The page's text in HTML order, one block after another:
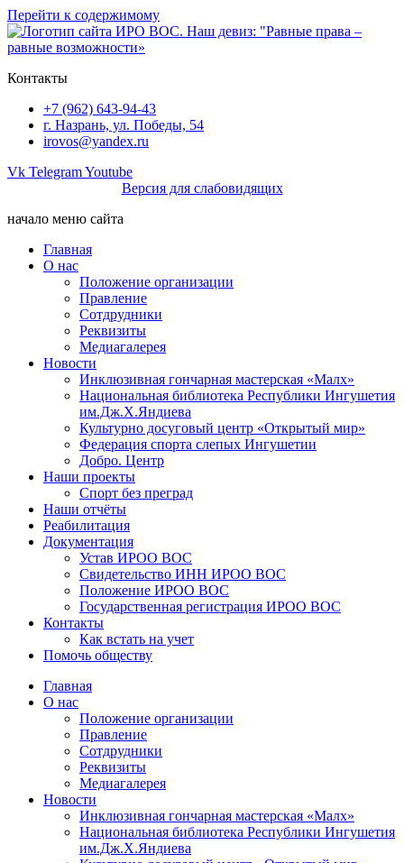
Перейти к содержимому
Контакты
+7 (962) 643-94-43
г. Назрань, ул. Победы, 54
irovos@yandex.ru
Vk TelegramYoutube
Версия для слабовидящих
начало меню сайта
Главная
О нас
Положение организации
Правление
Сотдрудники
Реквизиты
Медиагалерея
Новости
Инклюзивная гончарная мастерская «Малх»
Национальная библиотека Республики Ингушетия
им.Дж.Х.Яндиева
Культурно досуговый центр «Открытый мир»
Федерация спорта слепых Ингушетии
Добро. Центр
Наши проекты
Спорт без преград
Наши отчёты
Реабилитация
Документация
Устав ИРОО ВОС
Свидетельство ИНН ИРОО ВОС
Положение ИРОО ВОС
Государственная регистрация ИРОО ВОС
Контакты
Как встать на учет
Помочь обществу
Главная
О нас
Положение организации
Правление
Сотдрудники
Реквизиты
Медиагалерея
Новости
Инклюзивная гончарная мастерская «Малх»
Национальная библиотека Республики Ингушетия
им.Дж.Х.Яндиева